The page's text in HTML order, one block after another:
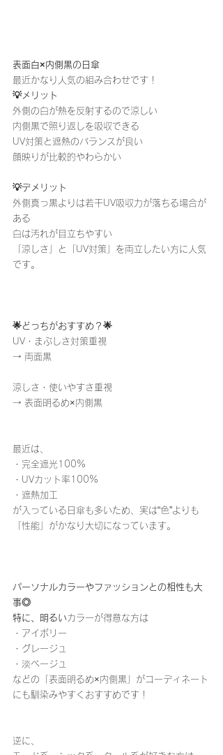
表面白×内側黒の日傘
最近かなり人気の組み合わせです！
💡メリット
外側の白が熱を反射するので涼しい
内側黒で照り返しを吸収できる
UV対策と遮熱のバランスが良い
顔映りが比較的やわらかい
💡デメリット
外側真っ黒よりは若干UV吸収力が落ちる場合が
ある
白は汚れが目立ちやすい
「涼しさ」と「UV対策」を両立したい方に人気
です。
🌟どっちがおすすめ？🌟
UV・まぶしさ対策重視
→ 両面黒
涼しさ・使いやすさ重視
→ 表面明るめ×内側黒
最近は、
・完全遮光100%
・UVカット率100%
・遮熱加工
が入っている日傘も多いため、実は“色”よりも
「性能」がかなり大切になっています。
パーソナルカラーやファッションとの相性も大
事◎
特に、明るい カラーが得意な方は
・アイボリー
・グレージュ
・淡ベージュ
などの「表面明るめ×内側黒」がコーディネート
にも馴染みやすくおすすめです！
逆に、